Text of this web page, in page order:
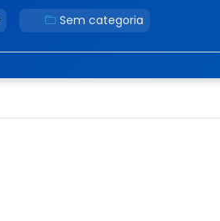
Sem categoria